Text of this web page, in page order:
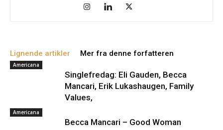
på. På den måten slipper både du og vi å kaste bort tid.
Litt om deg. Om prosjektet ditt, og når det er release osv.
Link til et sted der vi kan høre et eksempel uten å
etter musikken din. Og uten å måtte logge
(gode eksempler er f.eks Soundcloud og YouTube. Dårlige
er Spotify og Tidal.)
Lignende artikler Mer fra denne forfatteren
Americana
Singlefredag: Eli Gauden, Becca
Mancari, Erik Lukashaugen, Family
Values,
Americana
Becca Mancari – Good Woman